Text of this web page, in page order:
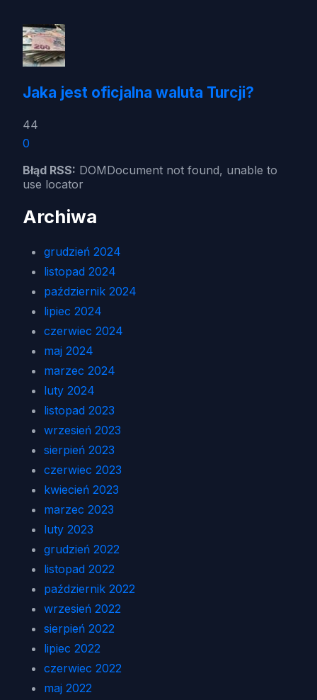
Jaka jest oficjalna waluta Turcji?
44
0
Błąd RSS: DOMDocument not found, unable to
use locator
Archiwa
grudzień 2024
listopad 2024
październik 2024
lipiec 2024
czerwiec 2024
maj 2024
marzec 2024
luty 2024
listopad 2023
wrzesień 2023
sierpień 2023
czerwiec 2023
kwiecień 2023
marzec 2023
luty 2023
grudzień 2022
listopad 2022
październik 2022
wrzesień 2022
sierpień 2022
lipiec 2022
czerwiec 2022
maj 2022